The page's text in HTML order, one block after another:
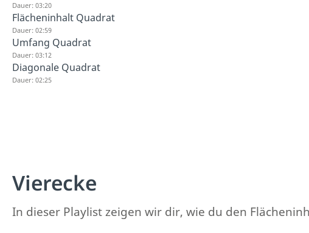
Dauer: 03:20
Flächeninhalt Quadrat
Dauer: 02:59
Umfang Quadrat
Dauer: 03:12
Diagonale Quadrat
Dauer: 02:25
Vierecke
In dieser Playlist zeigen wir dir, wie du den